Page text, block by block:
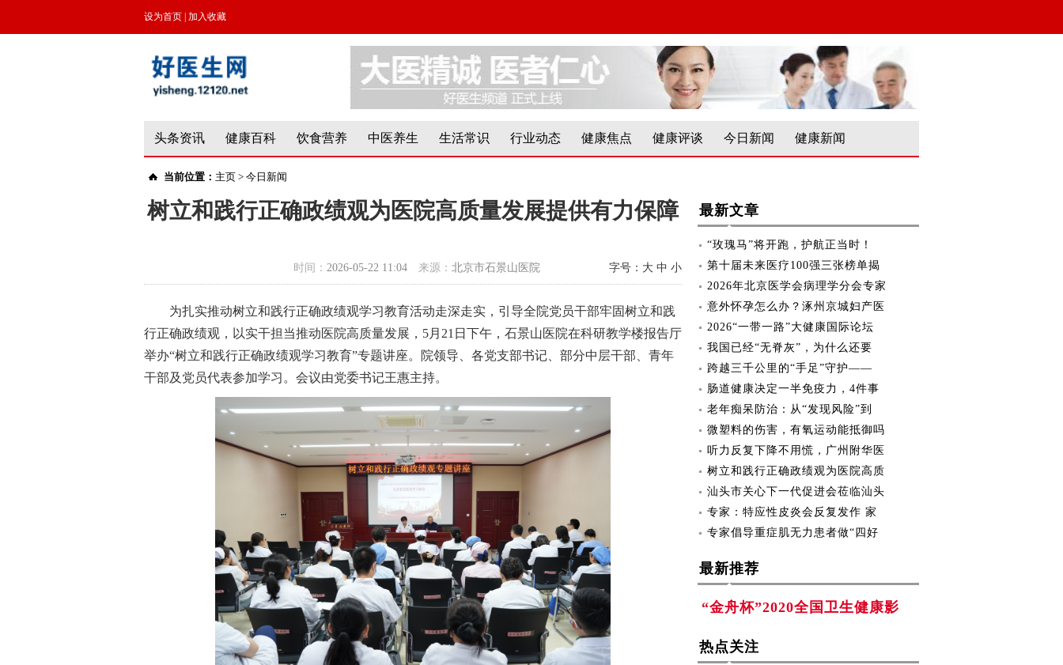
设为首页 加入收藏
头条资讯 健康百科 饮食营养 中医养生 生活常识 行业动态 健康焦点 健康评谈 今日新闻 健康新闻
当前位置： 主页 > 今日新闻
树立和践行正确政绩观为医院高质量发展提供有力保障
时间： 2026-05-22 11:04 来源： 北京市石景山医院 字号： 大 中 小
为扎实推动树立和践行正确政绩观学习教育活动走深走实，引导全院党员干部牢固树立和践
行正确政绩观，以实干担当推动医院高质量发展，5月21日下午，石景山医院在科研教学楼报告厅
举办“树立和践行正确政绩观学习教育”专题讲座。院领导、各党支部书记、部分中层干部、青年
干部及党员代表参加学习。会议由党委书记王惠主持。
最新文章
“玫瑰马”将开跑，护航正当时！
第十届未来医疗100强三张榜单揭
2026年北京医学会病理学分会专家
意外怀孕怎么办？涿州京城妇产医
2026“一带一路”大健康国际论坛
我国已经“无脊灰”，为什么还要
跨越三千公里的“手足”守护——
肠道健康决定一半免疫力，4件事
老年痴呆防治：从“发现风险”到
微塑料的伤害，有氧运动能抵御吗
听力反复下降不用慌，广州附华医
树立和践行正确政绩观为医院高质
汕头市关心下一代促进会莅临汕头
专家：特应性皮炎会反复发作 家
专家倡导重症肌无力患者做“四好
最新推荐
“金舟杯”2020全国卫生健康影
热点关注